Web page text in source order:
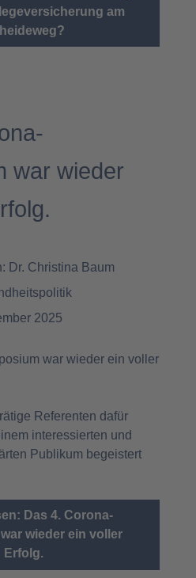
am
war wieder
Dr. Christina Baum
2025
war wieder ein voller
Referenten dafür
interessierten und
Publikum begeistert
Das 4. Corona-
wieder ein voller
Erfolg.